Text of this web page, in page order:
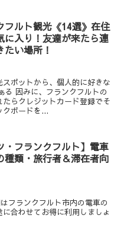
フルト観光《14選》在住
に入り！友達が来たら連
たい場所！
ポットから、個人的に好きな
る 因みに、フランクフルトの
らクレジットカード登録でそ
クボードを...
・フランクフルト】電車
種類・旅行者＆滞在者向
フランクフルト市内の電車の
合わせてお得に利用しましょ